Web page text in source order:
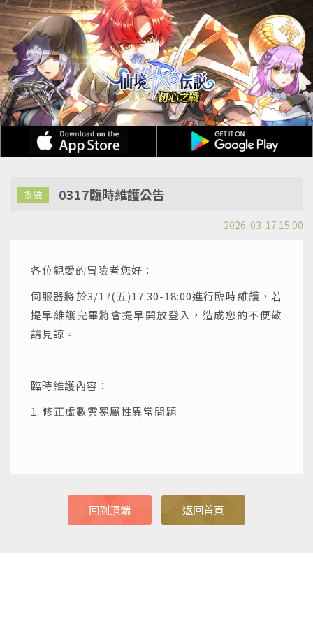
系統 0317臨時維護公告
2026-03-17 15:00
各位親愛的冒險者您好：
伺服器將於3/17(五)17:30-18:00進行臨時維護，若
提早維護完畢將會提早開放登入，造成您的不便敬
請見諒。
臨時維護內容：
1. 修正虛數雲冕屬性異常問題
回到頂端 返回首頁